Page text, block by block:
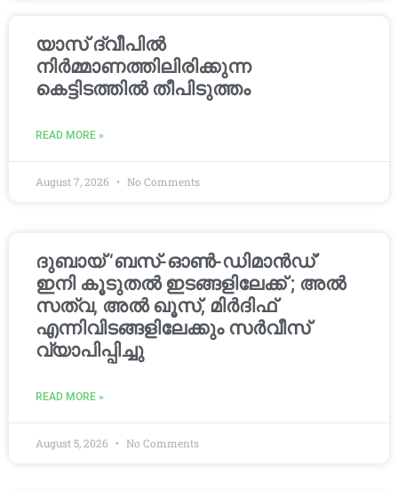
യാസ് ദ്വീപിൽ
നിർമ്മാണത്തിലിരിക്കുന്ന
കെട്ടിടത്തിൽ തീപിടുത്തം
READ MORE »
August 7, 2026 No Comments
ദുബായ് ‘ബസ്-ഓൺ-ഡിമാൻഡ്’
ഇനി കൂടുതൽ ഇടങ്ങളിലേക്ക് ; അൽ
സത്വ, അൽ ഖൂസ്, മിർദിഫ്
എന്നിവിടങ്ങളിലേക്കും സർവീസ്
വ്യാപിപ്പിച്ചു
READ MORE »
August 5, 2026 No Comments